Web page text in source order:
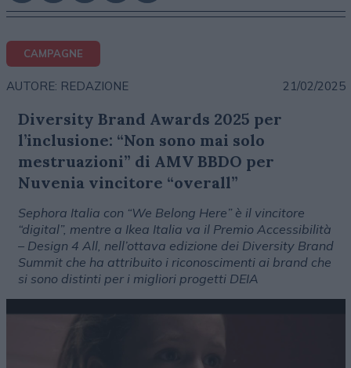
CAMPAGNE
AUTORE: REDAZIONE 21/02/2025
Diversity Brand Awards 2025 per
l’inclusione: “Non sono mai solo
mestruazioni” di AMV BBDO per
Nuvenia vincitore “overall”
Sephora Italia con “We Belong Here” è il vincitore
“digital”, mentre a Ikea Italia va il Premio Accessibilità
– Design 4 All, nell’ottava edizione dei Diversity Brand
Summit che ha attribuito i riconoscimenti ai brand che
si sono distinti per i migliori progetti DEIA